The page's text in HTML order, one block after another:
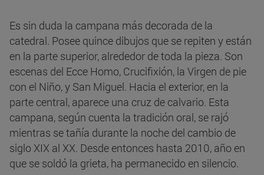
Es sin duda la campana más decorada de la
catedral. Posee quince dibujos que se repiten y están
en la parte superior, alrededor de toda la pieza. Son
escenas del Ecce Homo, Crucifixión, la Virgen de pie
con el Niño, y San Miguel. Hacia el exterior, en la
parte central, aparece una cruz de calvario. Esta
campana, según cuenta la tradición oral, se rajó
mientras se tañía durante la noche del cambio de
siglo XIX al XX. Desde entonces hasta 2010, año en
que se soldó la grieta, ha permanecido en silencio.